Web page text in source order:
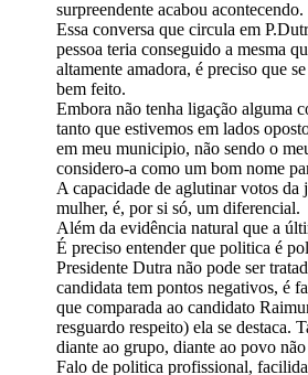
surpreendente acabou acontecendo.
Essa conversa que circula em
pessoa teria conseguido a mesma
altamente amadora, é preciso que
bem feito.
Embora não tenha ligação alguma
tanto que estivemos em lados
em meu municipio, não sendo o
considero-a como um bom nome
A capacidade de aglutinar votos da
mulher, é, por si só, um diferencial.
Além da evidência natural que a
É preciso entender que politica é
Presidente Dutra não pode ser
candidata tem pontos negativos, é
que comparada ao candidato
resguardo respeito) ela se destaca.
diante ao grupo, diante ao povo
Falo de politica profissional,